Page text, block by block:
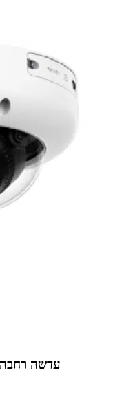
מצלמת כיפה WDR IR 4MP IP עדשה רחבה